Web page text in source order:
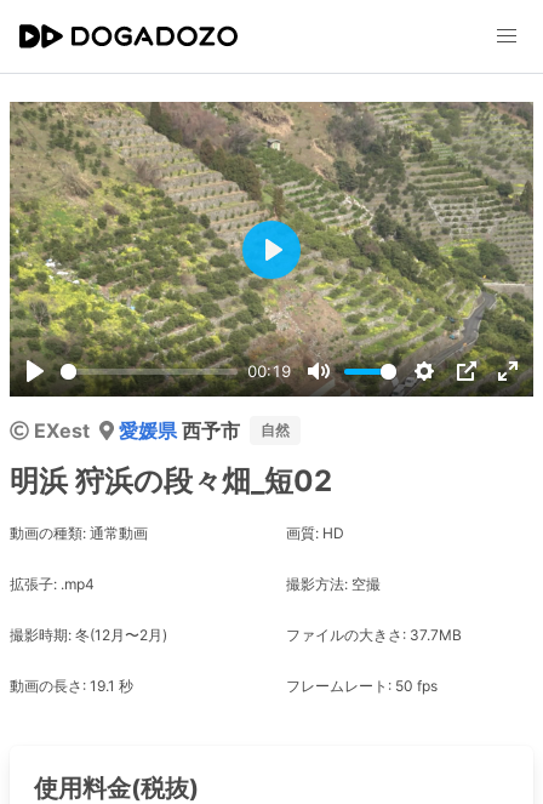
Play
00:19
Mute Settings
PIP
Play
EXest 愛媛県西予市 自然
明浜 狩浜の段々畑_短02
動画の種類: 通常動画 画質: HD
拡張子: .mp4 撮影方法: 空撮
撮影時期: 冬(12月〜2月) ファイルの大きさ: 37.7MB
動画の長さ: 19.1 秒 フレームレート: 50 fps
使用料金(税抜)